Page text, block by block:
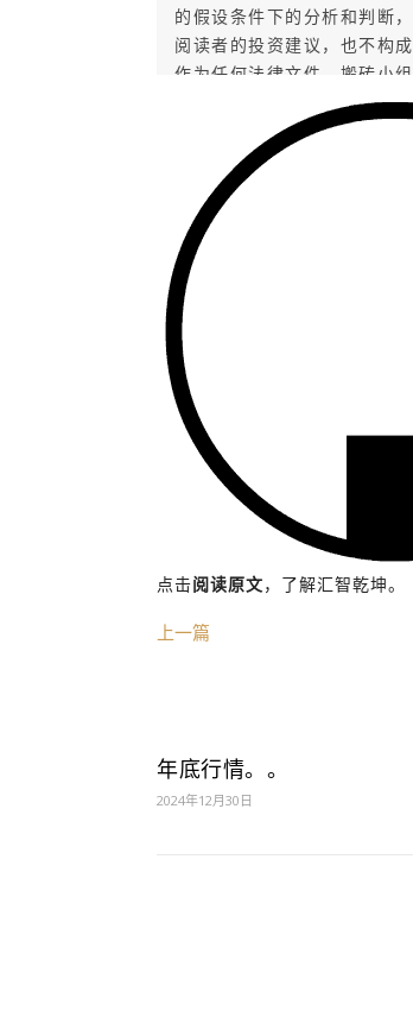
的假设条件下的分析和判断
阅读者的投资建议，也不构
作为任何法律文件，搬砖小
而引致的任何损失承担任何
从业人员信息公示：
姓名：薛逢源
执业编号：F0260114060001
所属公司：
姓名：张娅
执业编号：
所属公司：珠海盈米基金销售
点击阅读原文，了解汇智乾坤。
上一篇
年底行情。。
2024年12月30日